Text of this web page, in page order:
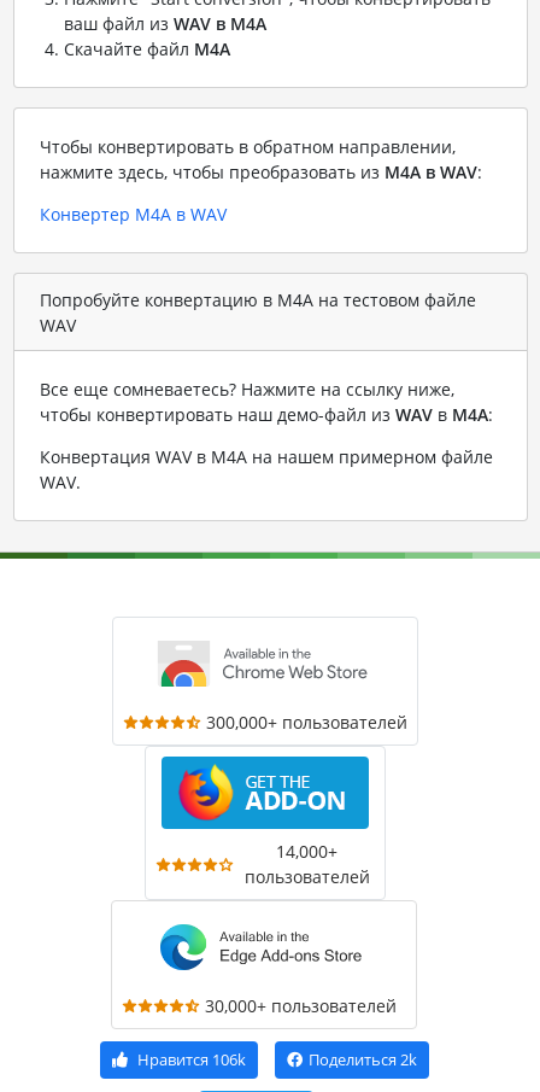
ваш файл из WAV в M4A
Скачайте файл M4A
Чтобы конвертировать в обратном направлении,
нажмите здесь, чтобы преобразовать из M4A в WAV:
Конвертер M4A в WAV
Попробуйте конвертацию в M4A на тестовом файле
WAV
Все еще сомневаетесь? Нажмите на ссылку ниже,
чтобы конвертировать наш демо-файл из WAVв M4A:
Конвертация WAV в M4A на нашем примерном файле
WAV.
300,000+ пользователей
14,000+
пользователей
30,000+ пользователей
Нравится 106k Поделиться 2k